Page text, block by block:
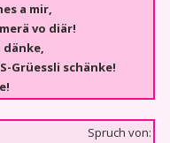
a mir,
vo diär!
dänke,
Grüessli schänke!
Spruch von: